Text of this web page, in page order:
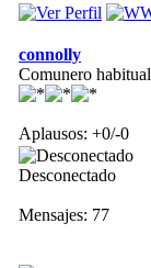
connolly
Comunero habitual
Aplausos: +0/-0
Desconectado
Mensajes: 77